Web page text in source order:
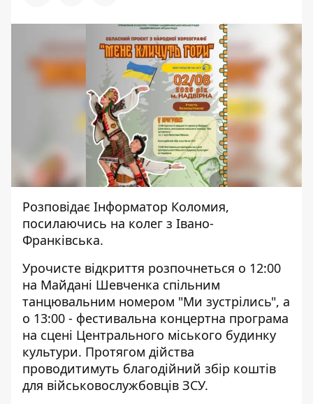
Розповідає Інформатор Коломия,
посилаючись на колег з Івано-
Франківська.
Урочисте відкриття розпочнеться о 12:00
на Майдані Шевченка спільним
танцювальним номером "Ми зустрілись", а
о 13:00 - фестивальна концертна програма
на сцені Центрального міського будинку
культури. Протягом дійства
проводитимуть благодійний збір коштів
для військовослужбовців ЗСУ.